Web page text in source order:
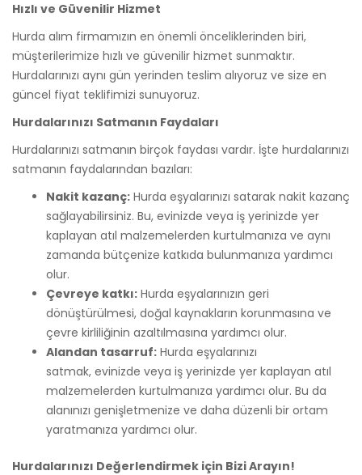
Hızlı ve Güvenilir Hizmet
Hurda alım firmamızın en önemli önceliklerinden biri,
müşterilerimize hızlı ve güvenilir hizmet sunmaktır.
Hurdalarınızı aynı gün yerinden teslim alıyoruz ve size en
güncel fiyat teklifimizi sunuyoruz.
Hurdalarınızı Satmanın Faydaları
Hurdalarınızı satmanın birçok faydası vardır. İşte hurdalarınızı
satmanın faydalarından bazıları:
Nakit kazanç: Hurda eşyalarınızı satarak nakit kazanç
sağlayabilirsiniz. Bu, evinizde veya iş yerinizde yer
kaplayan atıl malzemelerden kurtulmanıza ve aynı
zamanda bütçenize katkıda bulunmanıza yardımcı
olur.
Çevreye katkı: Hurda eşyalarınızın geri
dönüştürülmesi, doğal kaynakların korunmasına ve
çevre kirliliğinin azaltılmasına yardımcı olur.
Alandan tasarruf: Hurda eşyalarınızı
satmak, evinizde veya iş yerinizde yer kaplayan atıl
malzemelerden kurtulmanıza yardımcı olur. Bu da
alanınızı genişletmenize ve daha düzenli bir ortam
yaratmanıza yardımcı olur.
Hurdalarınızı Değerlendirmek için Bizi Arayın!